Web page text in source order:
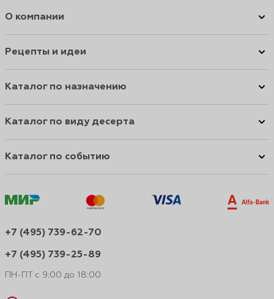
О компании
Рецепты и идеи
Каталог по назначению
Каталог по виду десерта
Каталог по событию
+7 (495) 739-62-70
+7 (495) 739-25-89
ПН-ПТ с 9:00 до 18:00